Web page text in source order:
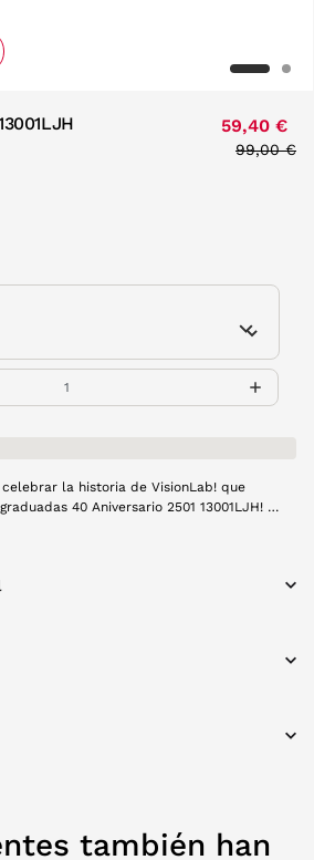
59,40 €
Price
99,00 €
celebrar la historia de VisionLab! que
40 Aniversario 2501 13001LJH! Y
mejorará tu imagen, sino que gracias
de pasta en color morado.
también han